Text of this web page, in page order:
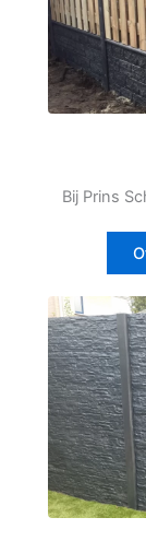
Bij Prins